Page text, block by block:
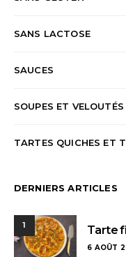
SANS LACTOSE
SAUCES
SOUPES ET VELOUTÉS
TARTES QUICHES ET
DERNIERS ARTICLES
1 Tarte
6 AOÛT